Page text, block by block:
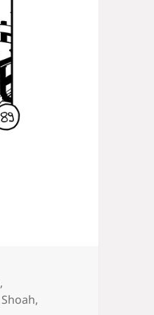
,
Shoah,